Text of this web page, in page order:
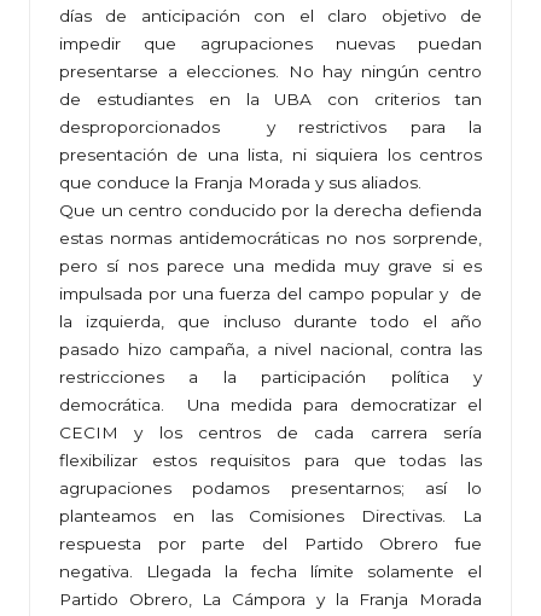
días de anticipación con el claro objetivo de
impedir que agrupaciones nuevas puedan
presentarse a elecciones. No hay ningún centro
de estudiantes en la UBA con criterios tan
desproporcionados y restrictivos para la
presentación de una lista, ni siquiera los centros
que conduce la Franja Morada y sus aliados.
Que un centro conducido por la derecha defienda
estas normas antidemocráticas no nos sorprende,
pero sí nos parece una medida muy grave si es
impulsada por una fuerza del campo popular y de
la izquierda, que incluso durante todo el año
pasado hizo campaña, a nivel nacional, contra las
restricciones a la participación política y
democrática. Una medida para democratizar el
CECIM y los centros de cada carrera sería
flexibilizar estos requisitos para que todas las
agrupaciones podamos presentarnos; así lo
planteamos en las Comisiones Directivas. La
respuesta por parte del Partido Obrero fue
negativa. Llegada la fecha límite solamente el
Partido Obrero, La Cámpora y la Franja Morada